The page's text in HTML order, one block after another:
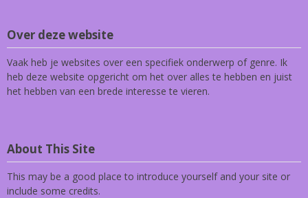
Over deze website
Vaak heb je websites over een specifiek onderwerp of genre. Ik
heb deze website opgericht om het over alles te hebben en juist
het hebben van een brede interesse te vieren.
About This Site
This may be a good place to introduce yourself and your site or
include some credits.